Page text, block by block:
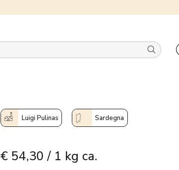
Luigi Pulinas Sardegna
€ 54,30 / 1 kg ca.